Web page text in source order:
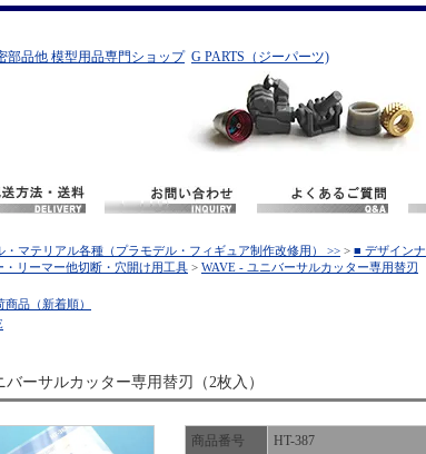
部品他 模型用品専門ショップ G PARTS（ジーパーツ)
・マテリアル各種（プラモデル・フィギュア制作改修用） >> > ■ デザインナ
・リーマー他切断・穴開け用工具 > WAVE - ユニバーサルカッター専用替刃
商品（新着順）
バーサルカッター専用替刃（2枚入）
商品番号
HT-387